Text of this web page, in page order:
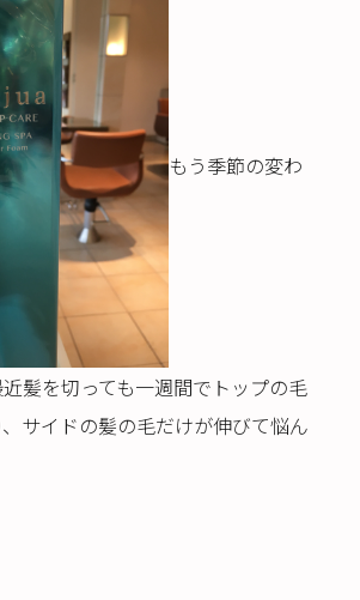
もう季節の変わ
髪を切っても一週間でトップの毛
サイドの髪の毛だけが伸びて悩ん